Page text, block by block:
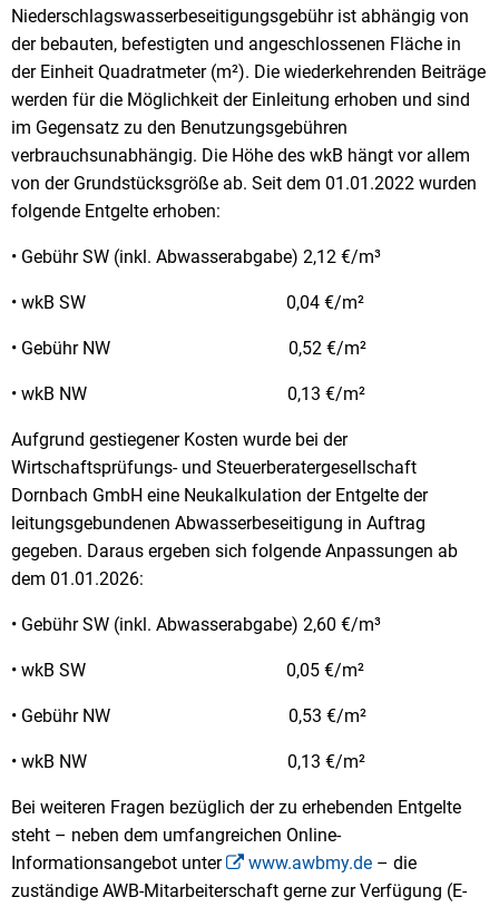
Niederschlagswasserbeseitigungsgebühr ist abhängig von
der bebauten, befestigten und angeschlossenen Fläche in
der Einheit Quadratmeter (m²). Die wiederkehrenden Beiträge
werden für die Möglichkeit der Einleitung erhoben und sind
im Gegensatz zu den Benutzungsgebühren
verbrauchsunabhängig. Die Höhe des wkB hängt vor allem
von der Grundstücksgröße ab. Seit dem 01.01.2022 wurden
folgende Entgelte erhoben:
• Gebühr SW (inkl. Abwasserabgabe) 2,12 €/m³
• wkB SW 0,04 €/m²
• Gebühr NW 0,52 €/m²
• wkB NW 0,13 €/m²
Aufgrund gestiegener Kosten wurde bei der
Wirtschaftsprüfungs- und Steuerberatergesellschaft
Dornbach GmbH eine Neukalkulation der Entgelte der
leitungsgebundenen Abwasserbeseitigung in Auftrag
gegeben. Daraus ergeben sich folgende Anpassungen ab
dem 01.01.2026:
• Gebühr SW (inkl. Abwasserabgabe) 2,60 €/m³
• wkB SW 0,05 €/m²
• Gebühr NW 0,53 €/m²
• wkB NW 0,13 €/m²
Bei weiteren Fragen bezüglich der zu erhebenden Entgelte
steht – neben dem umfangreichen Online-
Informationsangebot unter
www.awbmy.de – die
zuständige AWB-Mitarbeiterschaft gerne zur Verfügung (E-